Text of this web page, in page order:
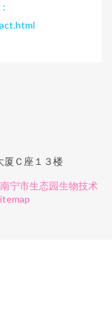
厦Ｃ座１３楼
南宁市生态园生物技术